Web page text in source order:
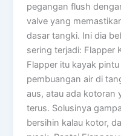
pegangan flush
valve yang
dasar tangki. Ini dia
sering terjadi: Flapper
Flapper itu kayak
pembuangan air di
aus, atau ada kotoran
terus. Solusinya
bersihin kalau kotor,